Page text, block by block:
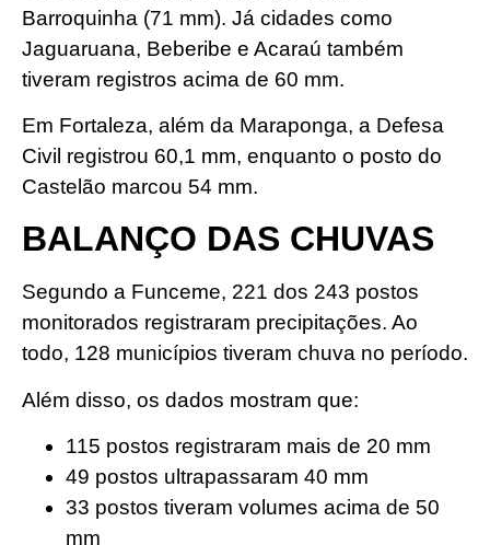
Barroquinha (71 mm). Já cidades como
Jaguaruana, Beberibe e Acaraú também
tiveram registros acima de 60 mm.
Em Fortaleza, além da Maraponga, a Defesa
Civil registrou 60,1 mm, enquanto o posto do
Castelão marcou 54 mm.
BALANÇO DAS CHUVAS
Segundo a Funceme, 221 dos 243 postos
monitorados registraram precipitações. Ao
todo, 128 municípios tiveram chuva no período.
Além disso, os dados mostram que:
115 postos registraram mais de 20 mm
49 postos ultrapassaram 40 mm
33 postos tiveram volumes acima de 50
mm